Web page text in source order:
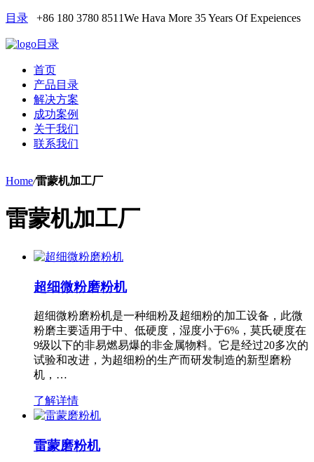
目录 +86 180 3780 8511We Hava More 35 Years Of Expeiences
目录
首页
产品目录
解决方案
成功案例
关于我们
联系我们
Home/雷蒙机加工厂
雷蒙机加工厂
超细微粉磨粉机
超细微粉磨粉机是一种细粉及超细粉的加工设备，此微
粉磨主要适用于中、低硬度，湿度小于6%，莫氏硬度在
9级以下的非易燃易爆的非金属物料。它是经过20多次的
试验和改进，为超细粉的生产而研发制造的新型磨粉
机，…
了解详情
雷蒙磨粉机